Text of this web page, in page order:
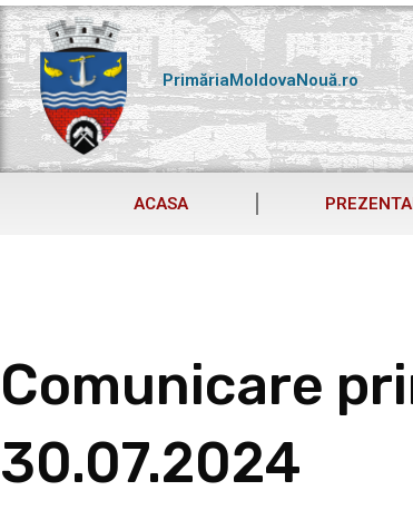
Skip
to
content
PrimăriaMoldovaNouă.ro
ACASA
Comunicare
30.07.2024